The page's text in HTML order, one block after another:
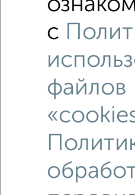
с
файлов